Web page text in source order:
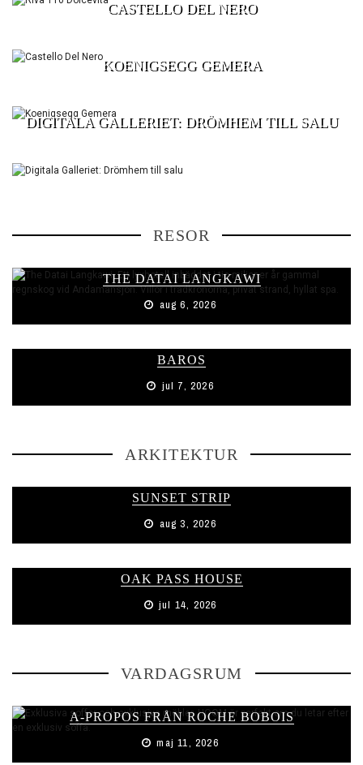
CASTELLO DEL NERO
KOENIGSEGG GEMERA
DIGITALA GALLERIET: DRÖMHEM TILL SALU
RESOR
THE DATAI LANGKAWI
aug 6, 2026
BAROS
jul 7, 2026
ARKITEKTUR
SUNSET STRIP
aug 3, 2026
OAK PASS HOUSE
jul 14, 2026
VARDAGSRUM
A-PROPOS FRÅN ROCHE BOBOIS
maj 11, 2026